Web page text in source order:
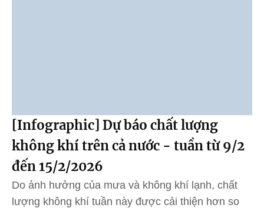
[Infographic] Dự báo chất lượng
không khí trên cả nước - tuần từ 9/2
đến 15/2/2026
Do ảnh hưởng của mưa và không khí lạnh, chất
lượng không khí tuần này được cải thiện hơn so